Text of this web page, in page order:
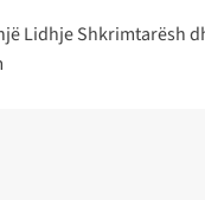
Lidhje Shkrimtarësh